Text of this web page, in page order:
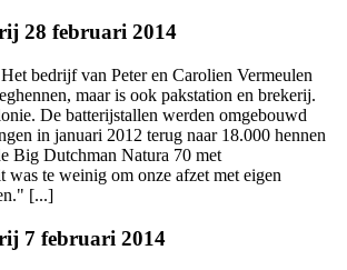
28 februari 2014
Het bedrijf van Peter en Carolien Vermeulen
maar is ook pakstation en brekerij.
De batterijstallen werden omgebouwd
in januari 2012 terug naar 18.000 hennen
Big Dutchman Natura 70 met
te weinig om onze afzet met eigen
[...]
7 februari 2014